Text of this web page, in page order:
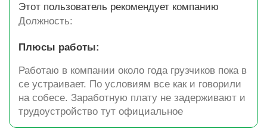
Этот пользователь рекомендует компанию
Должность:
Плюсы работы:
Работаю в компании около года грузчиков пока в
се устраивает. По условиям все как и говорили
на собесе. Заработную плату не задерживают и
трудоустройство тут официальное